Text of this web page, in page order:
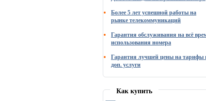
Более 5 лет успешной работы на
рынке телекоммуникаций
Гарантия обслуживания на всё
использования номера
Гарантия лучшей цены на тарифы
доп. услуги
Как купить